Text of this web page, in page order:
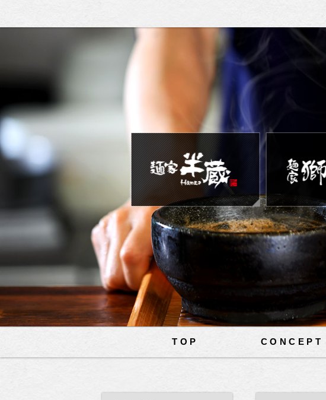
TOP CONCEPT